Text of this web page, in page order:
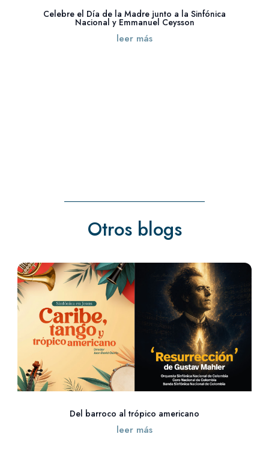
Celebre el Día de la Madre junto a la Sinfónica
Nacional y Emmanuel Ceysson
leer más
Otros blogs
Del barroco al trópico americano
leer más